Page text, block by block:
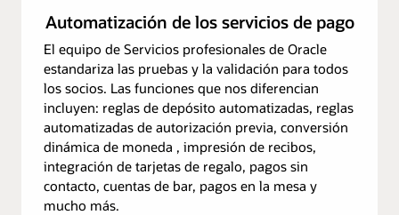
Automatización de los servicios de pago
El equipo de Servicios profesionales de Oracle
estandariza las pruebas y la validación para todos
los socios. Las funciones que nos diferencian
incluyen: reglas de depósito automatizadas, reglas
automatizadas de autorización previa, conversión
dinámica de moneda , impresión de recibos,
integración de tarjetas de regalo, pagos sin
contacto, cuentas de bar, pagos en la mesa y
mucho más.